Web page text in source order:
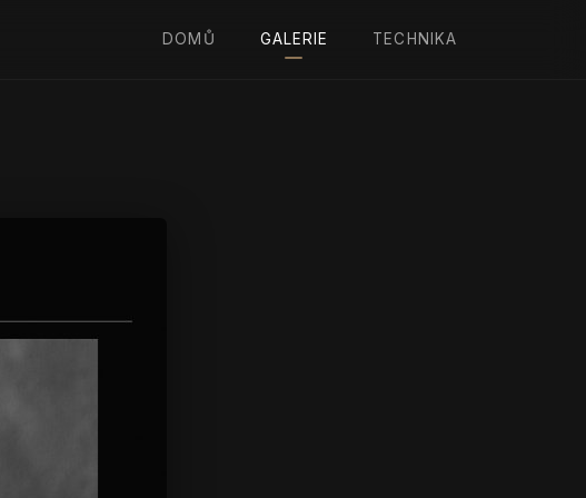
DOMŮ GALERIE TECHNIKA